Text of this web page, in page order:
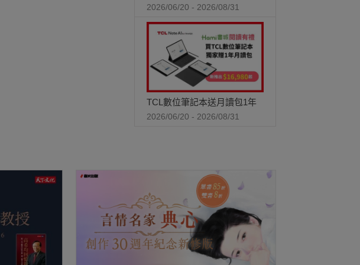
2026/06/20 - 2026/08/31
TCL數位筆記本送月讀包1年
2026/06/20 - 2026/08/31